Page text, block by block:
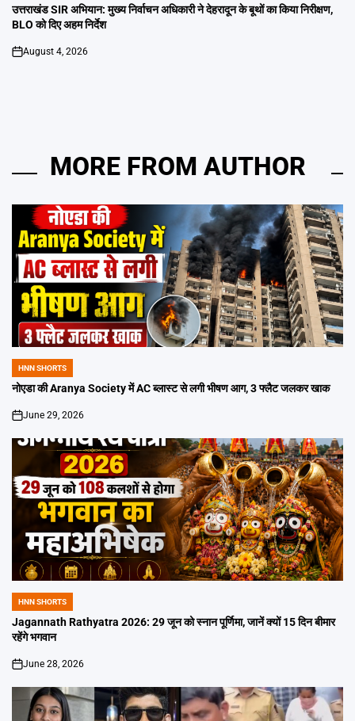
IN
उत्तराखंड SIR अभियान: मुख्य निर्वाचन अधिकारी ने देहरादून के बूथों का किया निरीक्षण,
BLO को दिए अहम निर्देश
on
August 4, 2026
MORE FROM AUTHOR
POSTED
IN
HNN SHORTS
नोएडा की Aranya Society में AC ब्लास्ट से लगी भीषण आग, 3 फ्लैट जलकर खाक
on
June 29, 2026
POSTED
IN
HNN SHORTS
Jagannath Rathyatra 2026: 29 जून को स्नान पूर्णिमा, जानें क्यों 15 दिन बीमार
रहेंगे भगवान
on
June 28, 2026